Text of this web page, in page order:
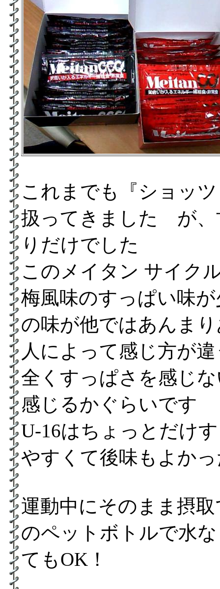
これまでも『ショッ
扱ってきました が、
りだけでした
このメイタン サイク
梅風味のすっぱい味
の味が他ではあんま
人によって感じ方が
全くすっぱさを感じ
感じるかぐらいです
U-16はちょっとだけ
やすくて後味もよか
運動中にそのまま摂
のペットボトルで水
てもOK！